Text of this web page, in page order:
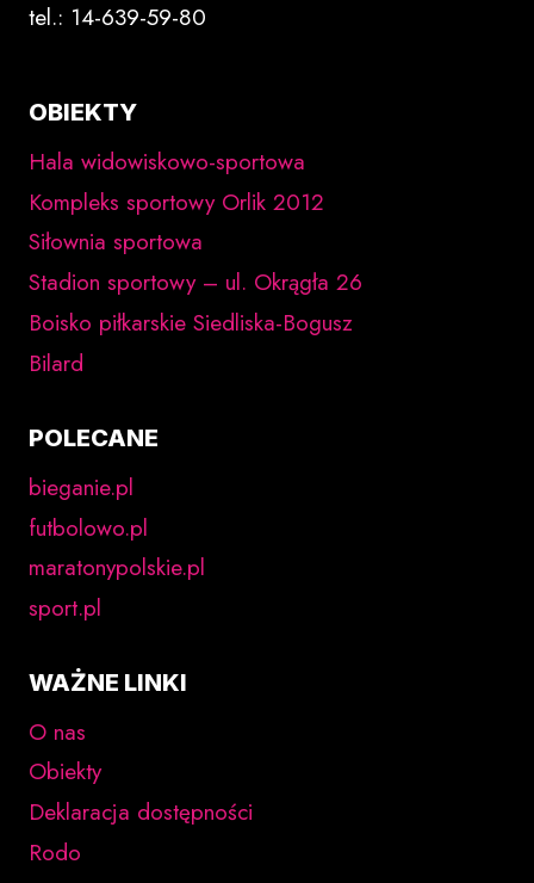
tel.: 14-639-59-80
OBIEKTY
Hala widowiskowo-sportowa
Kompleks sportowy Orlik 2012
Siłownia sportowa
Stadion sportowy – ul. Okrągła 26
Boisko piłkarskie Siedliska-Bogusz
Bilard
POLECANE
bieganie.pl
futbolowo.pl
maratonypolskie.pl
sport.pl
WAŻNE LINKI
O nas
Obiekty
Deklaracja dostępności
Rodo